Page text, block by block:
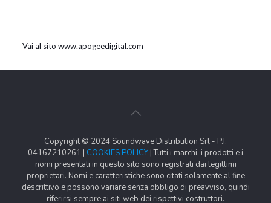
Vai al sito www.apogeedigital.com
Copyright © 2024 Soundwave Distribution Srl - P.I.
04167210261 | COOKIES POLICY | Tutti i marchi, i prodotti e i
nomi presentati in questo sito sono registrati dai legittimi
proprietari. Nomi e caratteristiche sono citati solamente al fine
descrittivo e possono variare senza obbligo di preavviso, quindi
riferirsi sempre ai siti web dei rispettivi costruttori.